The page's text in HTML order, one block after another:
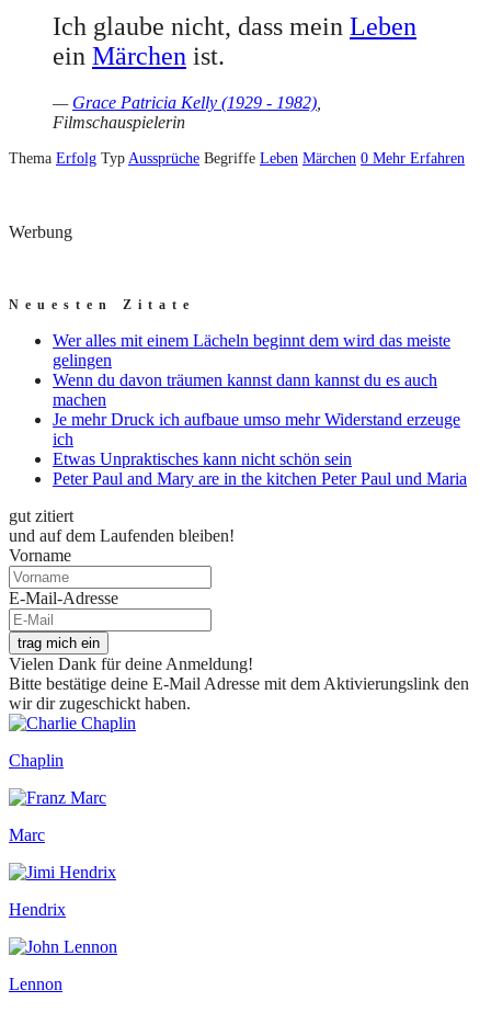
Ich glaube nicht, dass mein Leben
ein Märchen ist.
— Grace Patricia Kelly (1929 - 1982)
Filmschauspielerin
Thema Erfolg Typ Aussprüche Begriffe Leben Märchen 0 Mehr Erfahren
Werbung
Neuesten Zitate
Wer alles mit einem Lächeln beginnt dem wird das meiste
gelingen
Wenn du davon träumen kannst dann kannst du es auch
machen
Je mehr Druck ich aufbaue umso mehr Widerstand erzeuge
ich
Etwas Unpraktisches kann nicht schön sein
Peter Paul and Mary are in the kitchen Peter Paul und Maria
gut zitiert
und auf dem Laufenden bleiben!
Vorname
E-Mail-Adresse
trag mich ein
Vielen Dank für deine Anmeldung!
Bitte bestätige deine E-Mail Adresse mit dem Aktivierungslink den
wir dir zugeschickt haben.
Chaplin
Marc
Hendrix
Lennon